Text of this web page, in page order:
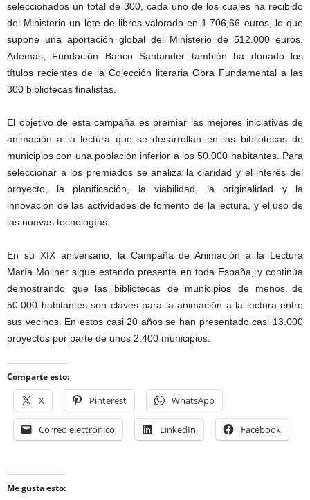
seleccionados un total de 300, cada uno de los cuales ha recibido
del Ministerio un lote de libros valorado en 1.706,66 euros, lo que
supone una aportación global del Ministerio de 512.000 euros.
Además, Fundación Banco Santander también ha donado los
títulos recientes de la Colección literaria Obra Fundamental a las
300 bibliotecas finalistas.
El objetivo de esta campaña es premiar las mejores iniciativas de
animación a la lectura que se desarrollan en las bibliotecas de
municipios con una población inferior a los 50.000 habitantes. Para
seleccionar a los premiados se analiza la claridad y el interés del
proyecto, la planificación, la viabilidad, la originalidad y la
innovación de las actividades de fomento de la lectura, y el uso de
las nuevas tecnologías.
En su XIX aniversario, la Campaña de Animación a la Lectura
María Moliner sigue estando presente en toda España, y continúa
demostrando que las bibliotecas de municipios de menos de
50.000 habitantes son claves para la animación a la lectura entre
sus vecinos. En estos casi 20 años se han presentado casi 13.000
proyectos por parte de unos 2.400 municipios.
Comparte esto:
X Pinterest WhatsApp
Correo electrónico LinkedIn Facebook
Me gusta esto: